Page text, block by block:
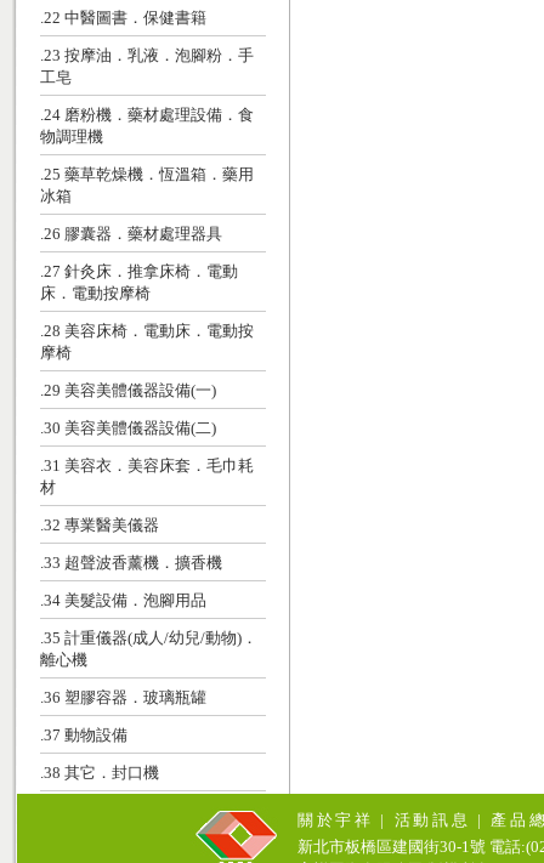
.22 中醫圖書．保健書籍
.23 按摩油．乳液．泡腳粉．手
工皂
.24 磨粉機．藥材處理設備．食
物調理機
.25 藥草乾燥機．恆溫箱．藥用
冰箱
.26 膠囊器．藥材處理器具
.27 針灸床．推拿床椅．電動
床．電動按摩椅
.28 美容床椅．電動床．電動按
摩椅
.29 美容美體儀器設備(一)
.30 美容美體儀器設備(二)
.31 美容衣．美容床套．毛巾耗
材
.32 專業醫美儀器
.33 超聲波香薰機．擴香機
.34 美髮設備．泡腳用品
.35 計重儀器(成人/幼兒/動物)．
離心機
.36 塑膠容器．玻璃瓶罐
.37 動物設備
.38 其它．封口機
關於宇祥 | 活動訊息 | 產品
新北市板橋區建國街30-1號 電話